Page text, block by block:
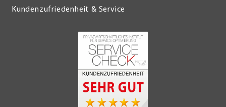
Kundenzufriedenheit & Service